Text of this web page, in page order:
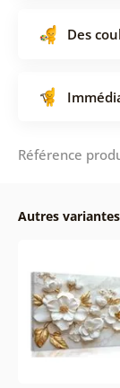
Des
Référence
Autres variantes